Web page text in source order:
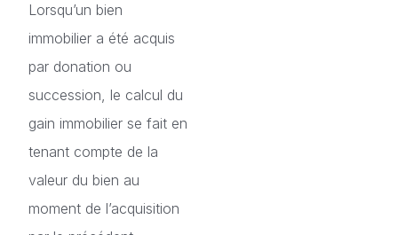
Lorsqu’un bien
immobilier a été acquis
par donation ou
succession, le calcul du
gain immobilier se fait en
tenant compte de la
valeur du bien au
moment de l’acquisition